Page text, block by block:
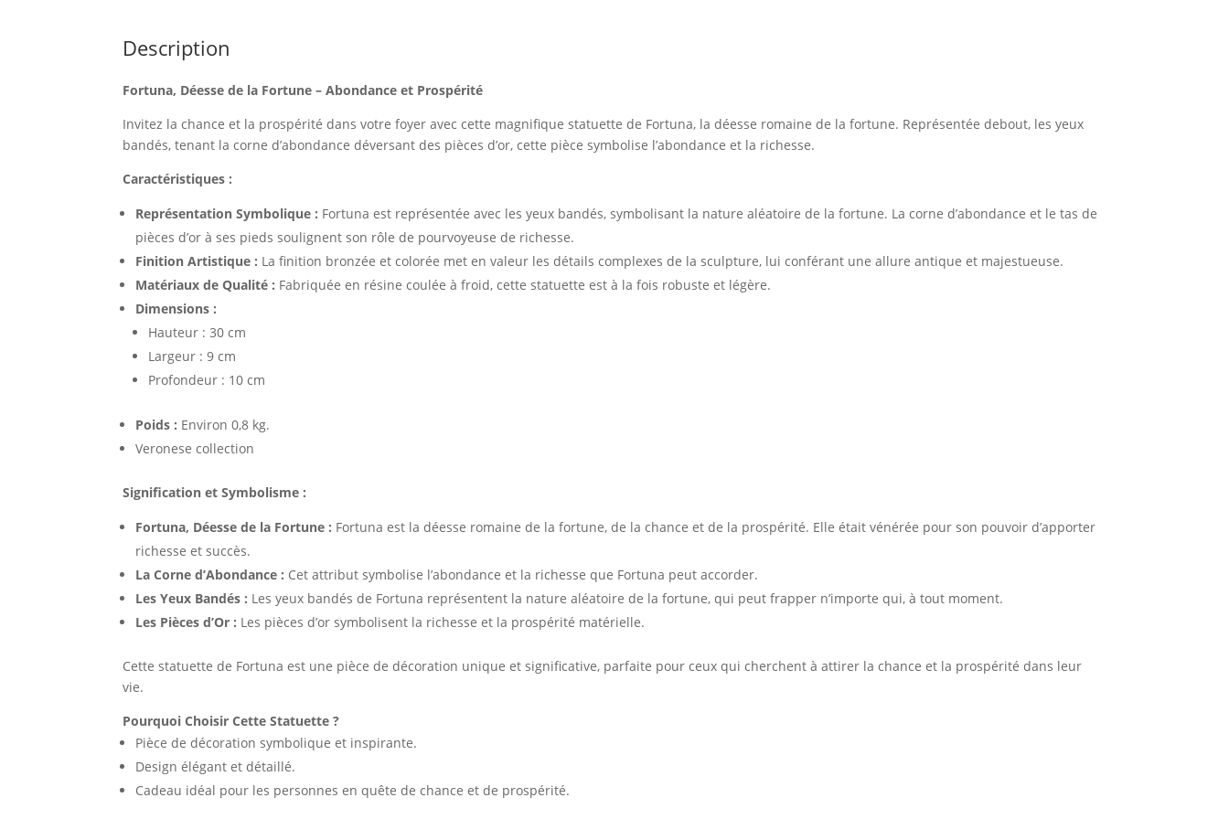
Description
Fortuna, Déesse de la Fortune – Abondance et Prospérité
Invitez la chance et la prospérité dans votre foyer avec cette magnifique statuette de Fortuna, la déesse romaine de la fortune. Représentée debout, les yeux
bandés, tenant la corne d’abondance déversant des pièces d’or, cette pièce symbolise l’abondance et la richesse.
Caractéristiques :
Représentation Symbolique : Fortuna est représentée avec les yeux bandés, symbolisant la nature aléatoire de la fortune. La corne d’abondance et le tas de
pièces d’or à ses pieds soulignent son rôle de pourvoyeuse de richesse.
Finition Artistique : La finition bronzée et colorée met en valeur les détails complexes de la sculpture, lui conférant une allure antique et majestueuse.
Matériaux de Qualité : Fabriquée en résine coulée à froid, cette statuette est à la fois robuste et légère.
Dimensions :
Hauteur : 30 cm
Largeur : 9 cm
Profondeur : 10 cm
Poids : Environ 0,8 kg.
Veronese collection
Signification et Symbolisme :
Fortuna, Déesse de la Fortune : Fortuna est la déesse romaine de la fortune, de la chance et de la prospérité. Elle était vénérée pour son pouvoir d’apporter
richesse et succès.
La Corne d’Abondance : Cet attribut symbolise l’abondance et la richesse que Fortuna peut accorder.
Les Yeux Bandés : Les yeux bandés de Fortuna représentent la nature aléatoire de la fortune, qui peut frapper n’importe qui, à tout moment.
Les Pièces d’Or : Les pièces d’or symbolisent la richesse et la prospérité matérielle.
Cette statuette de Fortuna est une pièce de décoration unique et significative, parfaite pour ceux qui cherchent à attirer la chance et la prospérité dans leur
vie.
Pourquoi Choisir Cette Statuette ?
Pièce de décoration symbolique et inspirante.
Design élégant et détaillé.
Cadeau idéal pour les personnes en quête de chance et de prospérité.